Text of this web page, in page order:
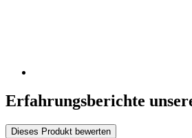
Erfahrungsberichte
Dieses Produkt bewerten